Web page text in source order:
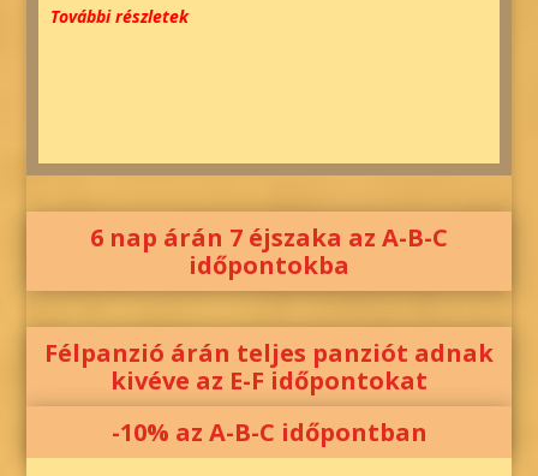
További részletek
6 nap árán 7 éjszaka az A-B-C
időpontokba
Félpanzió árán teljes panziót adnak
kivéve az E-F időpontokat
-10% az A-B-C időpontban